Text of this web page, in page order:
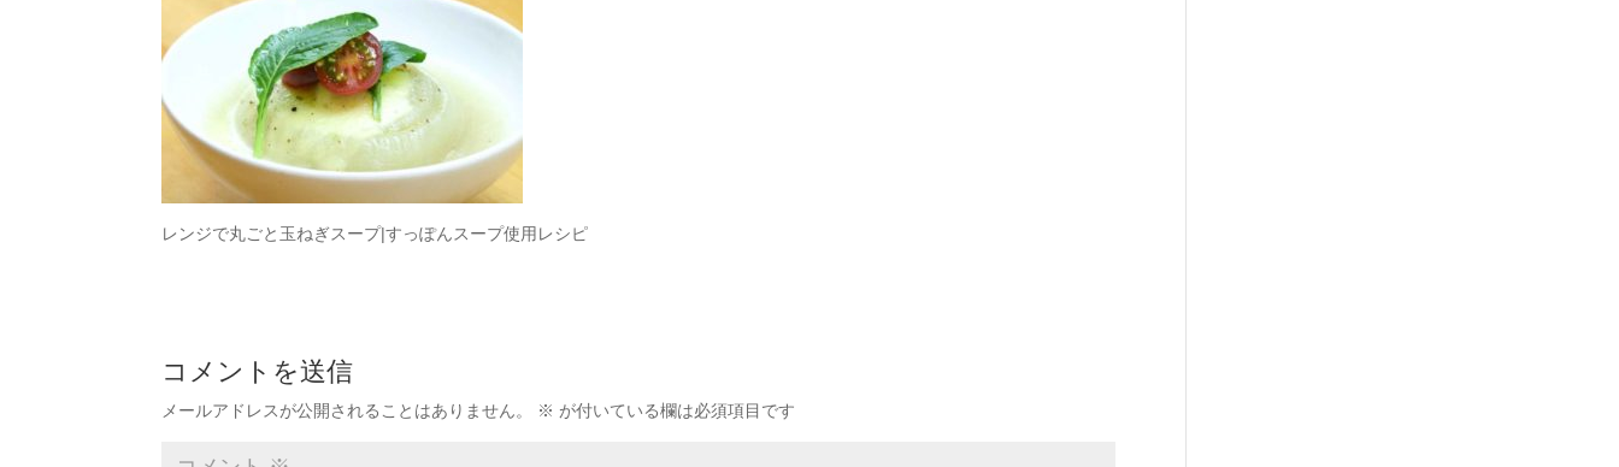
レンジで丸ごと玉ねぎスープ|すっぽんスープ使用レシピ
コメントを送信
メールアドレスが公開されることはありません。 ※ が付いている欄は必須項目です